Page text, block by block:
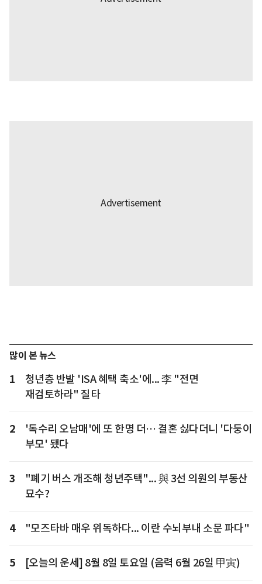
많이 본 뉴스
1
청년층 반발 'ISA 혜택 축소'에... 李 "전면
재검토하라" 질타
2
'독수리 오남매'에 또 한명 더… 결혼 싫다더니 '다둥이
부모' 됐다
3
"폐기 버스 개조해 청년주택"... 與 3선 의원의 부동산
묘수?
4 "모즈타바 매우 위독하다... 이란 수뇌부내 소문 파다"
5 [오늘의 운세] 8월 8일 토요일 (음력 6월 26일 甲寅)